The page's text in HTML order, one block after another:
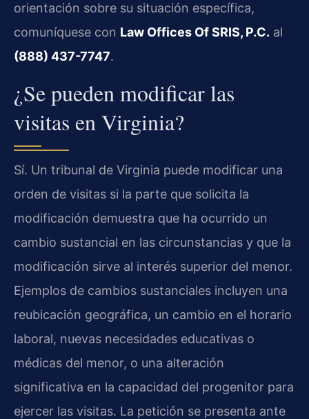
orientación sobre su situación específica,
comuníquese con Law Offices Of SRIS, P.C. al
(888) 437-7747.
¿Se pueden modificar las
visitas en Virginia?
Sí. Un tribunal de Virginia puede modificar una
orden de visitas si la parte que solicita la
modificación demuestra que ha ocurrido un
cambio sustancial en las circunstancias y que la
modificación sirve al interés superior del menor.
Ejemplos de cambios sustanciales incluyen una
reubicación geográfica, un cambio en el horario
laboral, nuevas necesidades educativas o
médicas del menor, o una alteración
significativa en la capacidad del progenitor para
ejercer las visitas. La petición se presenta ante